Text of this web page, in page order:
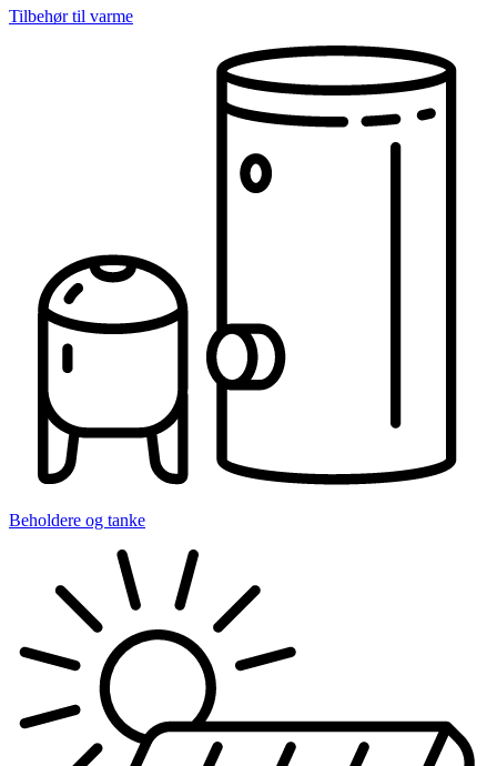
Tilbehør til varme
Beholdere og tanke